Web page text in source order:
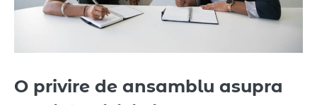
O privire de ansamblu asupra